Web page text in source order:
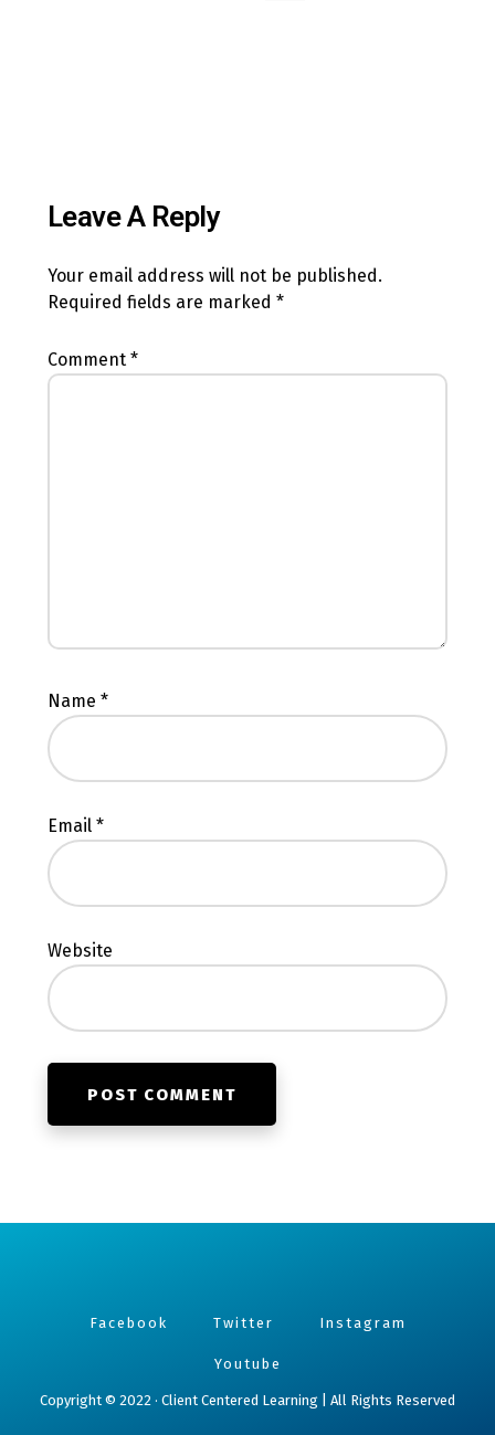
Leave A Reply
Your email address will not be published.
Required fields are marked *
Comment *
Name *
Email *
Website
Facebook Twitter Instagram
Youtube
Copyright © 2022 · Client Centered Learning | All Rights Reserved